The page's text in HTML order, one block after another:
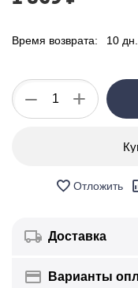
Время возврата: 10 дн.
+
−
Отложить
Доставка
Варианты